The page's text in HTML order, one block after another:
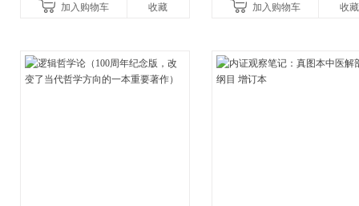
加入购物车 收藏
书！）读客经管文库
加入购物车 收藏